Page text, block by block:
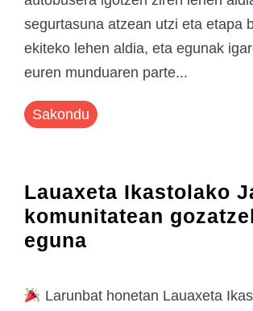
segurtasuna atzean utzi eta etapa
ekiteko lehen aldia, eta egunak
euren munduaren parte...
Sakondu
Lauaxeta Ikastolako
komunitatean
eguna
Larunbat honetan Lauaxeta